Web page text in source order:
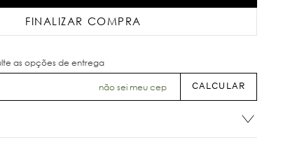
FINALIZAR COMPRA
não sei meu cep